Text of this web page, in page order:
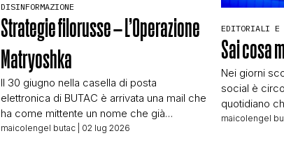
DISINFORMAZIONE
Strategie filorusse – L’Operazione
Matryoshka
Il 30 giugno nella casella di posta
elettronica di BUTAC è arrivata una mail che
ha come mittente un nome che già
conoscevo: Lars Wienand, responsabile
maicolengel butac | 02 lug 2026
EDITORIALI E
Sai cosa
Nei giorni
social è
quotidiano
incrociato
maicolengel